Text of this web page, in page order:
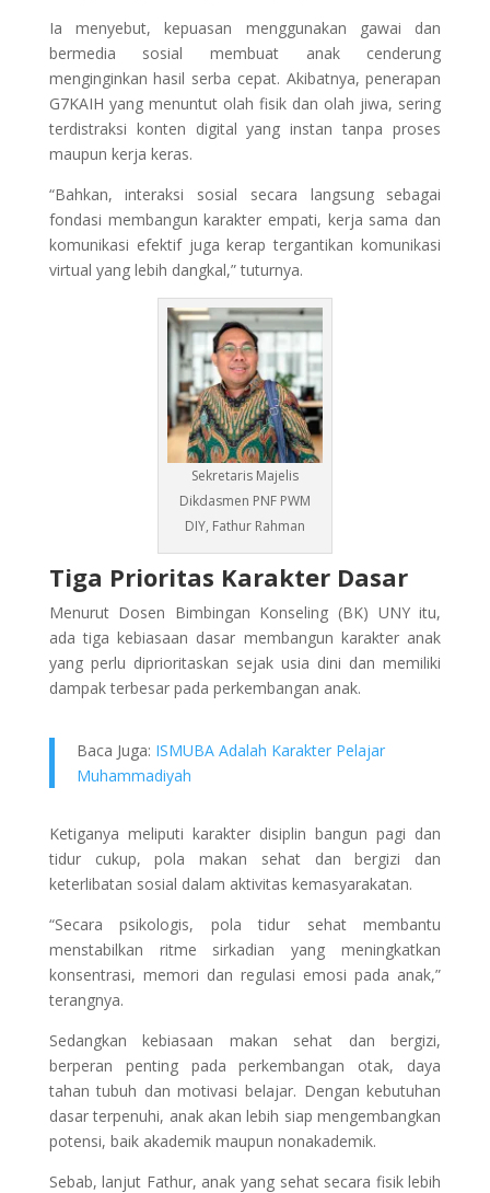
Ia menyebut, kepuasan menggunakan gawai dan
bermedia sosial membuat anak cenderung
menginginkan hasil serba cepat. Akibatnya, penerapan
G7KAIH yang menuntut olah fisik dan olah jiwa, sering
terdistraksi konten digital yang instan tanpa proses
maupun kerja keras.
“Bahkan, interaksi sosial secara langsung sebagai
fondasi membangun karakter empati, kerja sama dan
komunikasi efektif juga kerap tergantikan komunikasi
virtual yang lebih dangkal,” tuturnya.
Sekretaris Majelis
Dikdasmen PNF PWM
DIY, Fathur Rahman
Tiga Prioritas Karakter Dasar
Menurut Dosen Bimbingan Konseling (BK) UNY itu,
ada tiga kebiasaan dasar membangun karakter anak
yang perlu diprioritaskan sejak usia dini dan memiliki
dampak terbesar pada perkembangan anak.
Baca Juga: ISMUBA Adalah Karakter Pelajar
Muhammadiyah
Ketiganya meliputi karakter disiplin bangun pagi dan
tidur cukup, pola makan sehat dan bergizi dan
keterlibatan sosial dalam aktivitas kemasyarakatan.
“Secara psikologis, pola tidur sehat membantu
menstabilkan ritme sirkadian yang meningkatkan
konsentrasi, memori dan regulasi emosi pada anak,”
terangnya.
Sedangkan kebiasaan makan sehat dan bergizi,
berperan penting pada perkembangan otak, daya
tahan tubuh dan motivasi belajar. Dengan kebutuhan
dasar terpenuhi, anak akan lebih siap mengembangkan
potensi, baik akademik maupun nonakademik.
Sebab, lanjut Fathur, anak yang sehat secara fisik lebih